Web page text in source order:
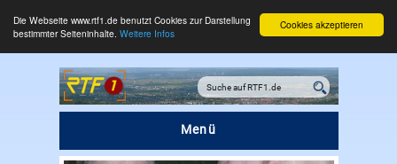
Cookies akzeptieren
Die Webseite www.rtf1.de benutzt Cookies zur Darstellung
bestimmter Seiteninhalte. Weitere Infos
Menü